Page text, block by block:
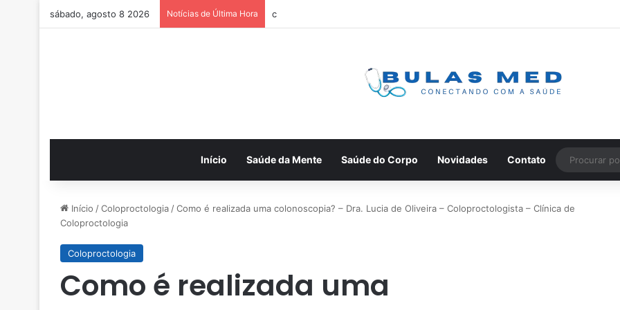
sábado, agosto 8 2026 Notícias de Última Hora c
Início Saúde da Mente Saúde do Corpo Novidades Contato
Início /Coloproctologia /Como é realizada uma colonoscopia? – Dra. Lucia de Oliveira – Coloproctologista – Clínica de
Coloproctologia
Coloproctologia
Como é realizada uma